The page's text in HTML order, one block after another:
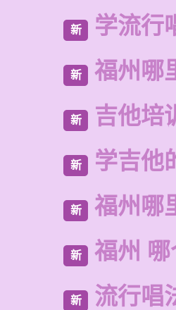
新 学流行
新 福州哪
新 吉他培
新 学吉他
新 福州哪
新 福州
新 流行唱